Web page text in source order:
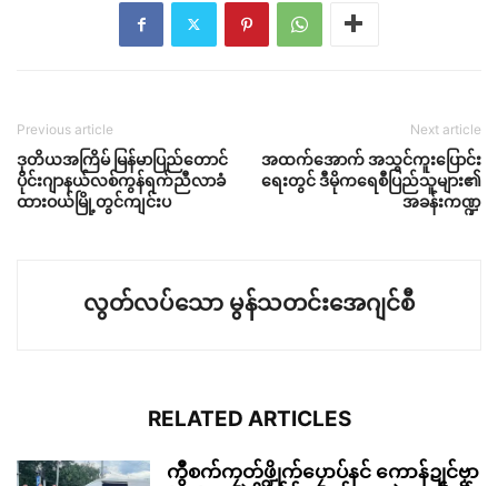
Previous article
ဒုတိယအကြိမ် မြန်မာပြည်တောင်
ပိုင်းဂျာနယ်လစ်ကွန်ရက်ညီလာခံ
ထားဝယ်မြို့တွင်ကျင်းပ
Next article
အထက်အောက် အသွင်ကူးပြောင်း
ရေးတွင် ဒီမိုကရေစီပြည်သူများ၏
အခန်းကဏ္ဍ
လွတ်လပ်သော မွန်သတင်းအေဂျင်စီ
RELATED ARTICLES
ကွဳစက်ကၠတ်ဖ္ဍိုက်ပၠောပ်နင် ကောန်ဍုင်ဗၟာ